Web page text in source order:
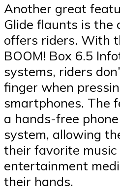
Another great
Glide flaunts is the
offers riders. With
BOOM! Box 6.5
systems, riders
finger when
smartphones. The
a hands-free
system, allowing
their favorite music
entertainment
their hands.